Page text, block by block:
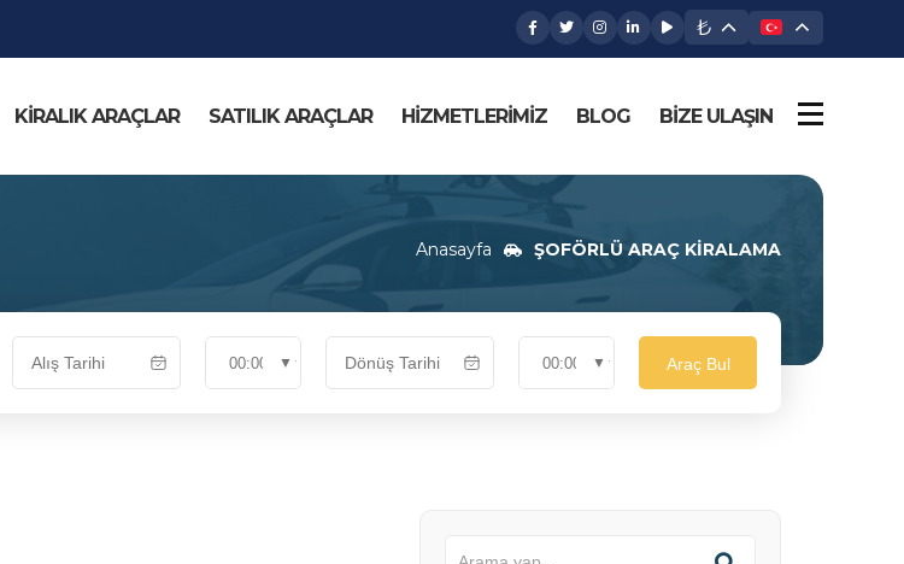
₺
KİRALIK ARAÇLAR SATILIK ARAÇLAR HİZMETLERİMİZ BLOG BİZE ULAŞIN
Anasayfa ŞOFÖRLÜ ARAÇ KİRALAMA
Araç Bul